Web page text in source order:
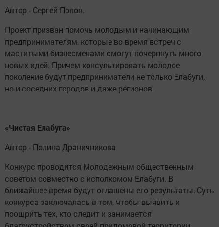
Автор - Сергей Попов.
Проект призван помочь молодым и начинающим
предпринимателям, которые во время встреч с
маститыми бизнесменами смогут почерпнуть много
новых идей. Причем консультировать молодое
поколение будут предприниматели не только Елабуги,
но и соседних городов и даже регионов.
«Чистая Елабуга»
Автор - Полина Драничникова
Конкурс проводится Молодежным общественным
советом совместно с исполкомом Елабуги. В
ближайшее время будут оглашены его результаты. Суть
конкурса заключалась в том, чтобы выявить и
поощрить тех, кто следит и занимается